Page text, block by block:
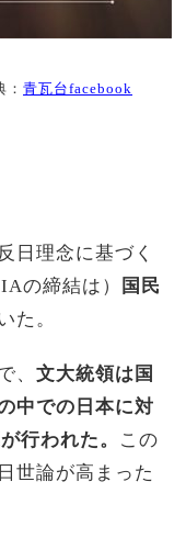
青瓦台facebook
日理念に基づく
の締結は）
国民
た。
、 文大統領は国
中での日本に対
行われた。
この
世論が高まった